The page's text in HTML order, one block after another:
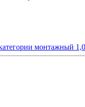
монтажный